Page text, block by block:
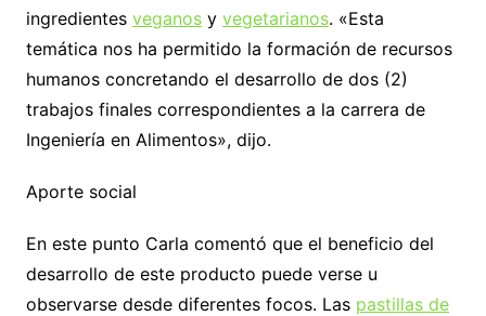
ingredientes veganosy vegetarianos. «Esta
temática nos ha permitido la formación de recursos
humanos concretando el desarrollo de dos (2)
trabajos finales correspondientes a la carrera de
Ingeniería en Alimentos», dijo.
Aporte social
En este punto Carla comentó que el beneficio del
desarrollo de este producto puede verse u
observarse desde diferentes focos. Las pastillas de